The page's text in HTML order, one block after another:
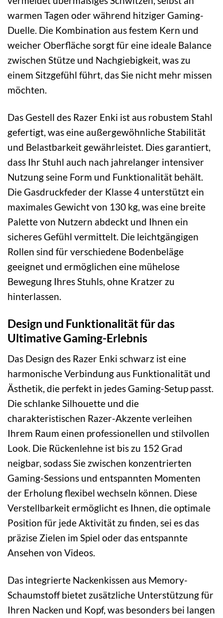
warmen Tagen oder während hitziger Gaming-
Duelle. Die Kombination aus festem Kern und
weicher Oberfläche sorgt für eine ideale Balance
zwischen Stütze und Nachgiebigkeit, was zu
einem Sitzgefühl führt, das Sie nicht mehr missen
möchten.
Das Gestell des Razer Enki ist aus robustem Stahl
gefertigt, was eine außergewöhnliche Stabilität
und Belastbarkeit gewährleistet. Dies garantiert,
dass Ihr Stuhl auch nach jahrelanger intensiver
Nutzung seine Form und Funktionalität behält.
Die Gasdruckfeder der Klasse 4 unterstützt ein
maximales Gewicht von 130 kg, was eine breite
Palette von Nutzern abdeckt und Ihnen ein
sicheres Gefühl vermittelt. Die leichtgängigen
Rollen sind für verschiedene Bodenbeläge
geeignet und ermöglichen eine mühelose
Bewegung Ihres Stuhls, ohne Kratzer zu
hinterlassen.
Design und Funktionalität für das
Ultimative Gaming-Erlebnis
Das Design des Razer Enki schwarz ist eine
harmonische Verbindung aus Funktionalität und
Ästhetik, die perfekt in jedes Gaming-Setup passt.
Die schlanke Silhouette und die
charakteristischen Razer-Akzente verleihen
Ihrem Raum einen professionellen und stilvollen
Look. Die Rückenlehne ist bis zu 152 Grad
neigbar, sodass Sie zwischen konzentrierten
Gaming-Sessions und entspannten Momenten
der Erholung flexibel wechseln können. Diese
Verstellbarkeit ermöglicht es Ihnen, die optimale
Position für jede Aktivität zu finden, sei es das
präzise Zielen im Spiel oder das entspannte
Ansehen von Videos.
Das integrierte Nackenkissen aus Memory-
Schaumstoff bietet zusätzliche Unterstützung für
Ihren Nacken und Kopf, was besonders bei langen